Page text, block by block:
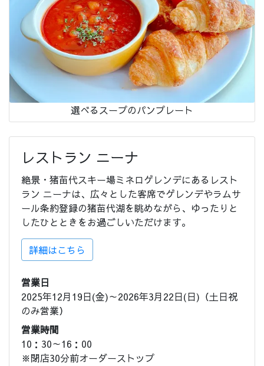
選べるスープのパンプレート
レストラン ニーナ
絶景・猪苗代スキー場ミネロゲレンデにあるレスト
ラン ニーナは、広々とした客席でゲレンデやラムサ
ール条約登録の猪苗代湖を眺めながら、ゆったりと
したひとときをお過ごしいただけます。
詳細はこちら
営業日
2025年12月19日(金)～2026年3月22日(日)（土日祝
のみ営業）
営業時間
10：30～16：00
※閉店30分前オーダーストップ